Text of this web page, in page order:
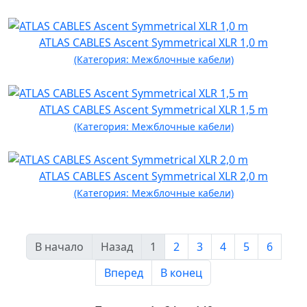
ATLAS CABLES Ascent Symmetrical XLR 1,0 m
(Категория: Межблочные кабели)
ATLAS CABLES Ascent Symmetrical XLR 1,5 m
(Категория: Межблочные кабели)
ATLAS CABLES Ascent Symmetrical XLR 2,0 m
(Категория: Межблочные кабели)
В начало Назад 1 2 3 4 5
6
Вперед
В конец